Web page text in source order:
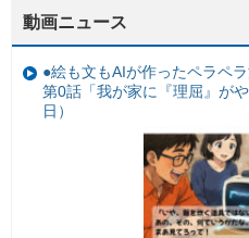
動画ニュース
●絵も文もAIが作ったペラペ
第0話「我が家に『理屈』が
日）